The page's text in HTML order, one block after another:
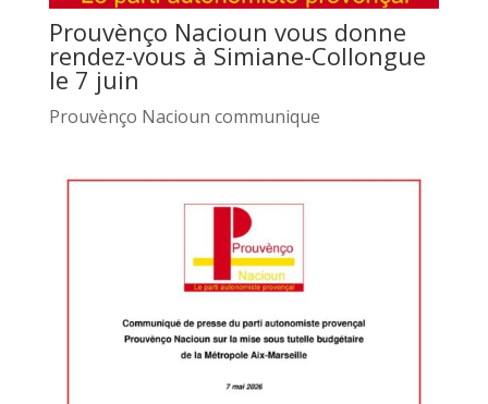
Prouvènço Nacioun vous donne
rendez-vous à Simiane-Collongue
le 7 juin
Prouvènço Nacioun communique